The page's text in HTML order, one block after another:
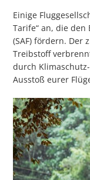
Einige
Tarife“ an, die den
(SAF) fördern. Der
Treibstoff
durch
Ausstoß eurer